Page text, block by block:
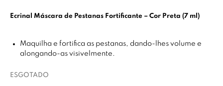
Ecrinal Máscara de Pestanas Fortificante – Cor Preta (7 ml)
Maquilha e fortifica as pestanas, dando-lhes volume e
alongando-as visivelmente.
ESGOTADO